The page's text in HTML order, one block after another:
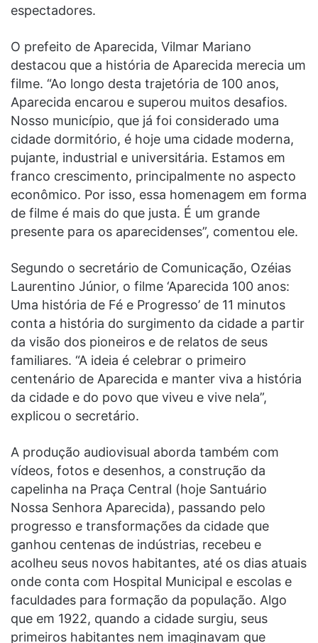
espectadores.
O prefeito de Aparecida, Vilmar Mariano
destacou que a história de Aparecida merecia um
filme. “Ao longo desta trajetória de 100 anos,
Aparecida encarou e superou muitos desafios.
Nosso município, que já foi considerado uma
cidade dormitório, é hoje uma cidade moderna,
pujante, industrial e universitária. Estamos em
franco crescimento, principalmente no aspecto
econômico. Por isso, essa homenagem em forma
de filme é mais do que justa. É um grande
presente para os aparecidenses”, comentou ele.
Segundo o secretário de Comunicação, Ozéias
Laurentino Júnior, o filme ‘Aparecida 100 anos:
Uma história de Fé e Progresso’ de 11 minutos
conta a história do surgimento da cidade a partir
da visão dos pioneiros e de relatos de seus
familiares. “A ideia é celebrar o primeiro
centenário de Aparecida e manter viva a história
da cidade e do povo que viveu e vive nela”,
explicou o secretário.
A produção audiovisual aborda também com
vídeos, fotos e desenhos, a construção da
capelinha na Praça Central (hoje Santuário
Nossa Senhora Aparecida), passando pelo
progresso e transformações da cidade que
ganhou centenas de indústrias, recebeu e
acolheu seus novos habitantes, até os dias atuais
onde conta com Hospital Municipal e escolas e
faculdades para formação da população. Algo
que em 1922, quando a cidade surgiu, seus
primeiros habitantes nem imaginavam que